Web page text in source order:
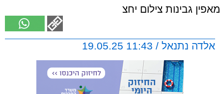
מאפין גבינות צילום יחצ
אלדה נתנאל / 11:43 19.05.25